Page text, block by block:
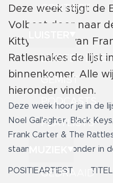
CONTACT
LUISTER LIVE
GEMIST
PODCASTS
PLAYLISTS
GEDRAAID
Deze week stijgt de
Volbeat door naar
Kitty Sucker van
Ratlesnakes de lijst
binnenkomer. Alle
hieronder vinden.
Deze week hoor je in de
Noel Gallagher, Black
Frank Carter & The
staan kun je hieronder in
POSITIEARTIEST TITEL